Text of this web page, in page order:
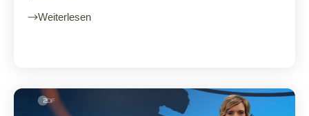
Weiterlesen